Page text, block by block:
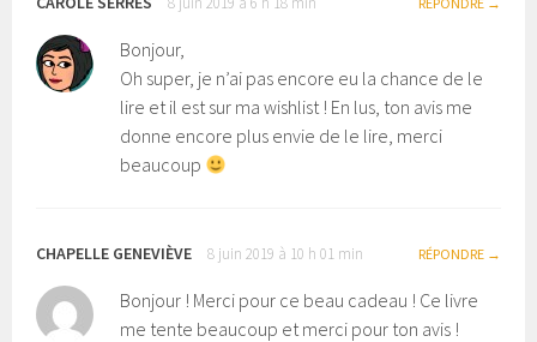
Bonjour,
Oh super, je n’ai pas encore eu la chance de le
lire et il est sur ma wishlist ! En lus, ton avis me
donne encore plus envie de le lire, merci
beaucoup
CHAPELLE GENEVIÈVE 8 juin 2019 à 10 h 01 min RÉPONDRE
Bonjour ! Merci pour ce beau cadeau ! Ce livre
me tente beaucoup et merci pour ton avis !